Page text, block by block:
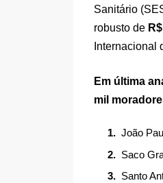
Sanitário
robusto de
Internacional
Em última
mil
João
Saco
Santo